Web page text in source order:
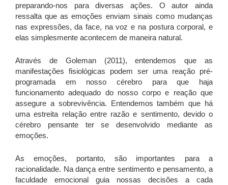
preparando-nos para diversas ações. O autor ainda
ressalta que as emoções enviam sinais como mudanças
nas expressões, da face, na voz e na postura corporal, e
elas simplesmente acontecem de maneira natural.
Através de Goleman (2011), entendemos que as
manifestações fisiológicas podem ser uma reação pré-
programada em nosso cérebro para que haja
funcionamento adequado do nosso corpo e reação que
assegure a sobrevivência. Entendemos também que há
uma estreita relação entre razão e sentimento, devido o
cérebro pensante ter se desenvolvido mediante as
emoções.
As emoções, portanto, são importantes para a
racionalidade. Na dança entre sentimento e pensamento, a
faculdade emocional guia nossas decisões a cada